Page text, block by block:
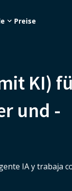
Preise
KI)
und -
IA y trabaja